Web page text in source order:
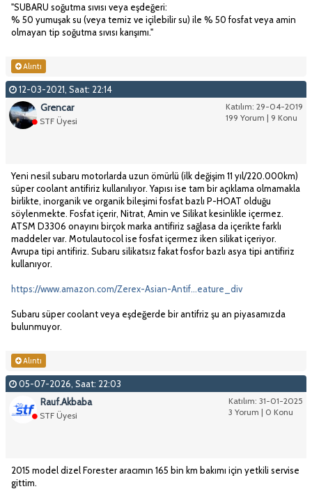
"SUBARU soğutma sıvısı veya eşdeğeri:
% 50 yumuşak su (veya temiz ve içilebilir su) ile % 50 fosfat veya amin
olmayan tip soğutma sıvısı karışımı."
Alıntı
12-03-2021, Saat: 22:14
Katılım: 29-04-2019
199 Yorum | 9 Konu
Grencar
STF Üyesi
Yeni nesil subaru motorlarda uzun ömürlü (ilk değişim 11 yıl/220.000km)
süper coolant antifiriz kullanılıyor. Yapısı ise tam bir açıklama olmamakla
birlikte, inorganik ve organik bileşimi fosfat bazlı P-HOAT olduğu
söylenmekte. Fosfat içerir, Nitrat, Amin ve Silikat kesinlikle içermez.
ATSM D3306 onayını birçok marka antifiriz sağlasa da içerikte farklı
maddeler var. Motulautocol ise fosfat içermez iken silikat içeriyor.
Avrupa tipi antifiriz. Subaru silikatsız fakat fosfor bazlı asya tipi antifiriz
kullanıyor.
https://www.amazon.com/Zerex-Asian-Antif...eature_div
Subaru süper coolant veya eşdeğerde bir antifriz şu an piyasamızda
bulunmuyor.
Alıntı
05-07-2026, Saat: 22:03
Katılım: 31-01-2025
3 Yorum | 0 Konu
Rauf.Akbaba
STF Üyesi
2015 model dizel Forester aracımın 165 bin km bakımı için yetkili servise
gittim.